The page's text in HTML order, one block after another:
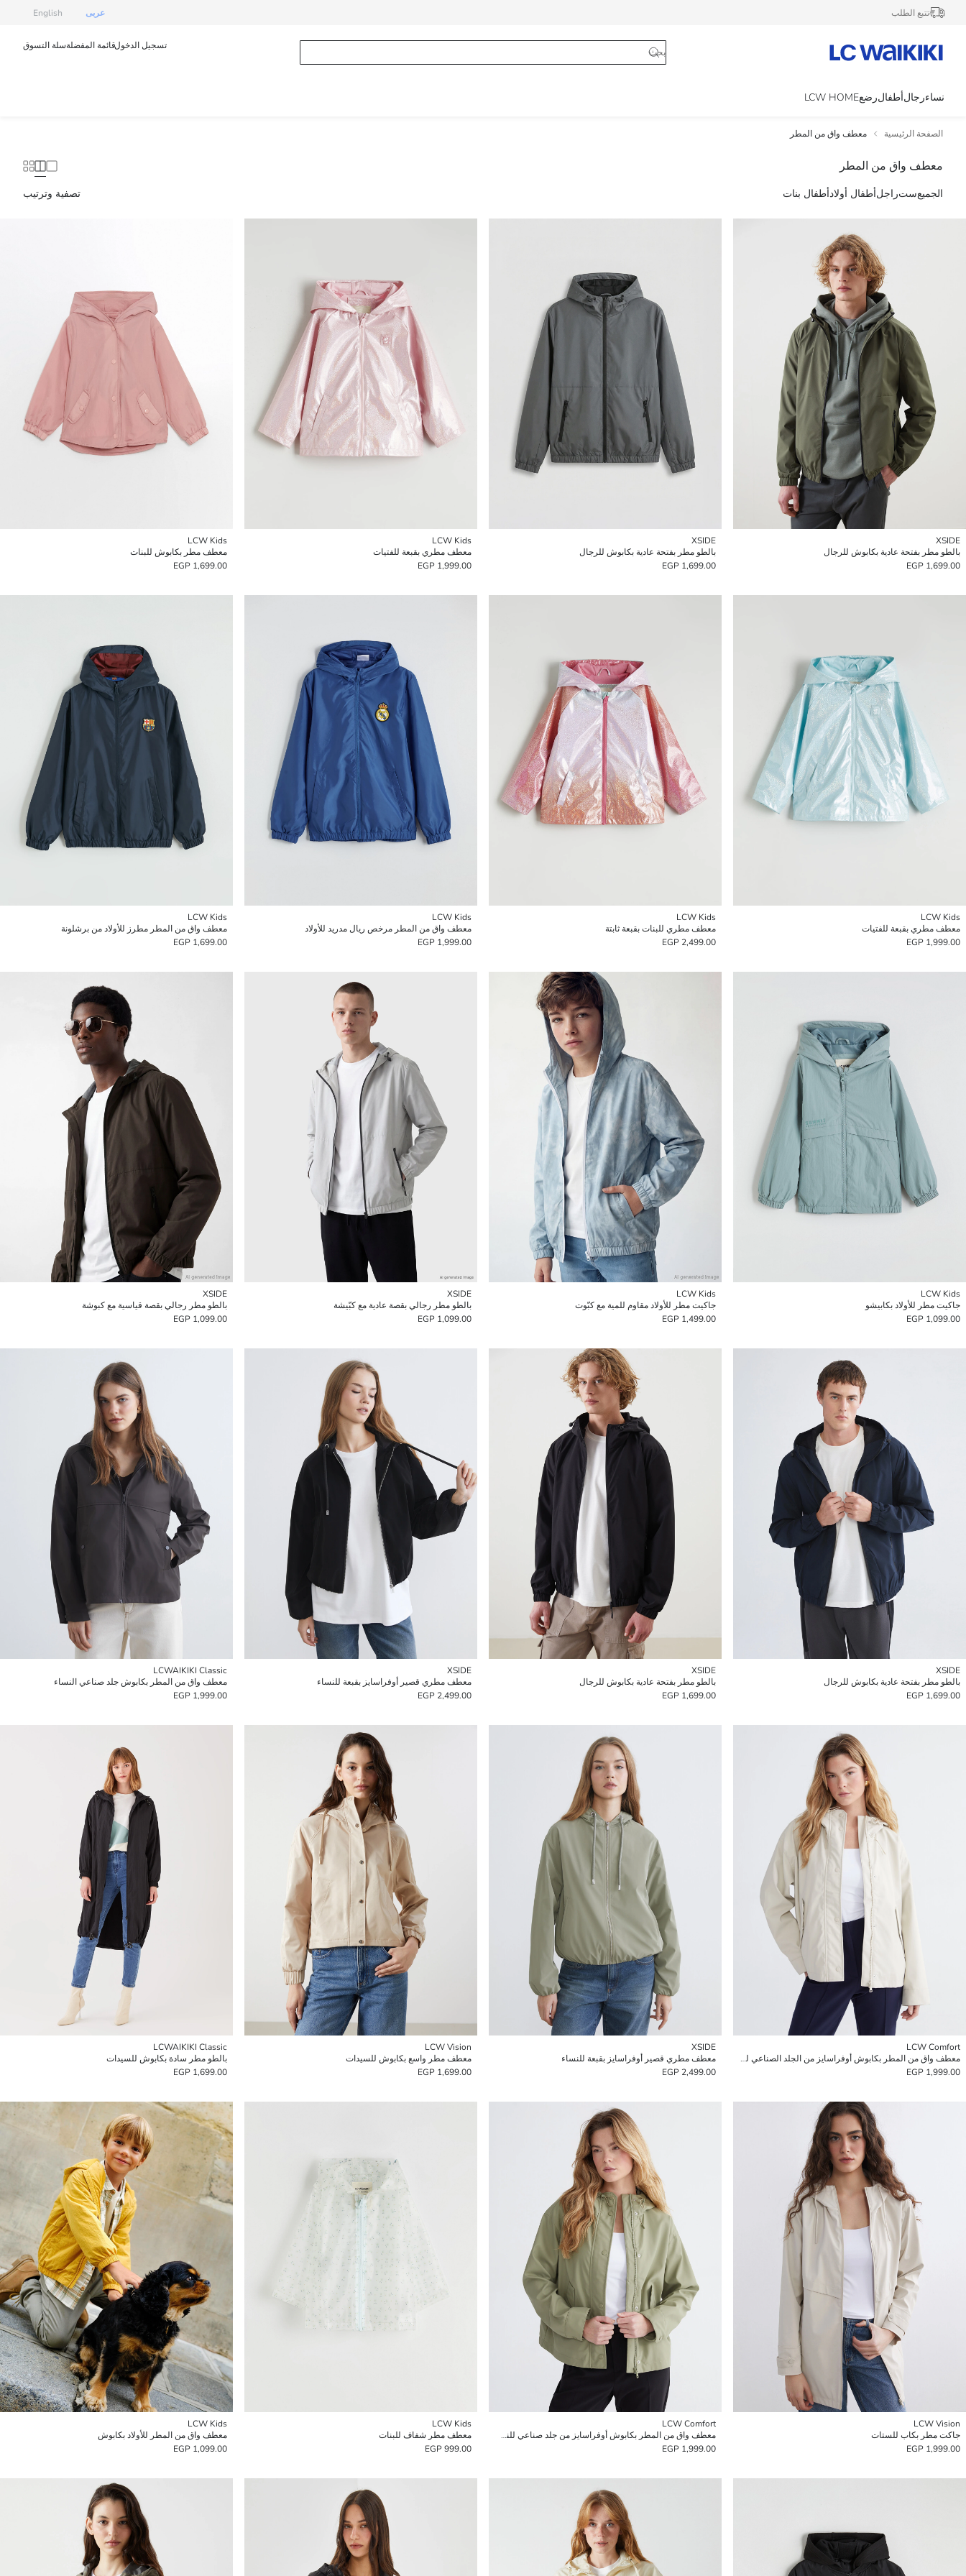
تتبع الطلب عربى English
تسجيل الدخولقائمة المفضلةسلة التسوق
نساءرجالأطفالرضعLCW HOME
الصفحة الرئيسية معطف واق من المطر
معطف واق من المطر
الجميعستراجلأطفال أولادأطفال بنات تصفية وترتيب
XSIDE
بالطو مطر بفتحة عادية بكابوش للرجال
1,699.00 EGP
XSIDE
بالطو مطر بفتحة عادية بكابوش للرجال
1,699.00 EGP
LCW Kids
معطف مطري بقبعة للفتيات
1,999.00 EGP
LCW Kids
معطف مطر بكابوش للبنات
1,699.00 EGP
LCW Kids
معطف مطري بقبعة للفتيات
1,999.00 EGP
LCW Kids
معطف مطري للبنات بقبعة ثابتة
2,499.00 EGP
LCW Kids
معطف واق من المطر مرخص ريال مدريد للأولاد
1,999.00 EGP
LCW Kids
معطف واق من المطر مطرز للأولاد من برشلونة
1,699.00 EGP
LCW Kids
جاكيت مطر للأولاد بكابيشو
1,099.00 EGP
LCW Kids
جاكيت مطر للأولاد مقاوم للمية مع كبّوت
1,499.00 EGP
XSIDE
بالطو مطر رجالي بقصة عادية مع كبّيشة
1,099.00 EGP
XSIDE
بالطو مطر رجالي بقصة قياسية مع كبوشة
1,099.00 EGP
XSIDE
بالطو مطر بفتحة عادية بكابوش للرجال
1,699.00 EGP
XSIDE
بالطو مطر بفتحة عادية بكابوش للرجال
1,699.00 EGP
XSIDE
معطف مطري قصير أوفراسايز بقبعة للنساء
2,499.00 EGP
LCWAIKIKI Classic
معطف واق من المطر بكابوش جلد صناعي النساء
1,999.00 EGP
LCW Comfort
معطف واق من المطر بكابوش أوفراسايز من الجلد الصناعي للنساء
1,999.00 EGP
XSIDE
معطف مطري قصير أوفراسايز بقبعة للنساء
2,499.00 EGP
LCW Vision
معطف مطر واسع بكابوش للسيدات
1,699.00 EGP
LCWAIKIKI Classic
بالطو مطر سادة بكابوش للسيدات
1,699.00 EGP
LCW Vision
جاكت مطر بكاب للستات
1,999.00 EGP
LCW Comfort
معطف واق من المطر بكابوش أوفراسايز من جلد صناعي للنساء
1,999.00 EGP
LCW Kids
معطف مطر شفاف للبنات
999.00 EGP
LCW Kids
معطف واق من المطر للأولاد بكابوش
1,099.00 EGP